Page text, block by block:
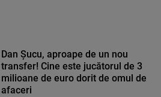
Dan Șucu, aproape de un nou
transfer! Cine este jucătorul de 3
milioane de euro dorit de omul de
afaceri